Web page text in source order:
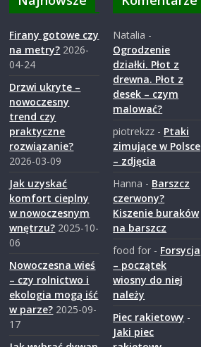
z
a
r
o
d
z
i
e
j
Firany gotowe czy
na metry? 2026-
04-24
Drzwi ukryte –
nowoczesny
trend czy
praktyczne
rozwiązanie?
2026-03-09
Jak uzyskać
komfort cieplny
w nowoczesnym
wnętrzu? 2025-10-
06
Nowoczesna wieś
– czy rolnictwo i
ekologia mogą iść
w parze? 2025-09-
17
Natalia -
Ogrodzenie
działki. Płot z
drewna. Płot z
desek – czym
malować?
piotrekzz - Ptaki
zimujące w Polsce
– zdjęcia
Hanna - Barszcz
czerwony?
Kiszenie buraków
na barszcz
food for - Forsycja
– początek
wiosny do niej
należy
Piec rakietowy -
Jaki piec